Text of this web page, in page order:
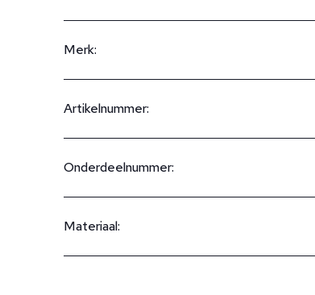
Merk:
Artikelnummer:
Onderdeelnummer:
Materiaal: